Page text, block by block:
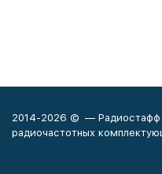
2014-2026 © — Радиостафф
радиочастотных